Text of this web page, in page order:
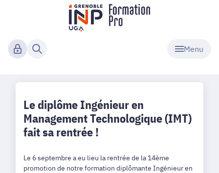
Menu
Le diplôme Ingénieur en
Management Technologique (IMT)
fait sa rentrée !
Le 6 septembre a eu lieu la rentrée de la 14ème
promotion de notre formation diplômante Ingénieur en